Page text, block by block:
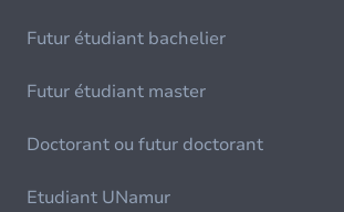
Futur étudiant bachelier
Futur étudiant master
Doctorant ou futur doctorant
Etudiant UNamur